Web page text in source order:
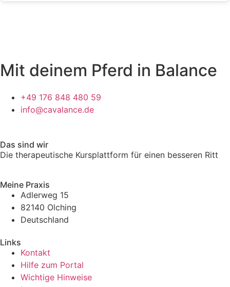
Mit deinem Pferd in Balance
+49 176 848 480 59
info@cavalance.de
Das sind wir
Die therapeutische Kursplattform für einen besseren Ritt
Meine Praxis
Adlerweg 15
82140 Olching
Deutschland
Links
Kontakt
Hilfe zum Portal
Wichtige Hinweise